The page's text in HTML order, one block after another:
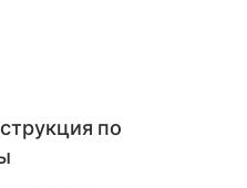
по